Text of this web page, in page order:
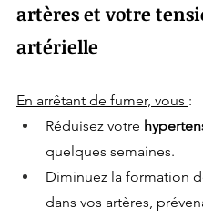
artères et votre
artérielle
En arrêtant de fumer, vous :
Réduisez votre
quelques semaines.
Diminuez la formation
dans vos artères,